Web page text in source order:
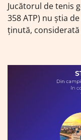
Jucătorul de tenis
358 ATP) nu știa
ținută, considerată